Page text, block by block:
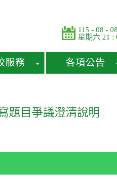
115 - 08 - 08
星期六 21 :
服務 各項公告
題目爭議澄清說明